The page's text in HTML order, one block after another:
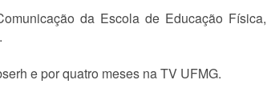
da Escola de Educação Física,
e por quatro meses na TV UFMG.